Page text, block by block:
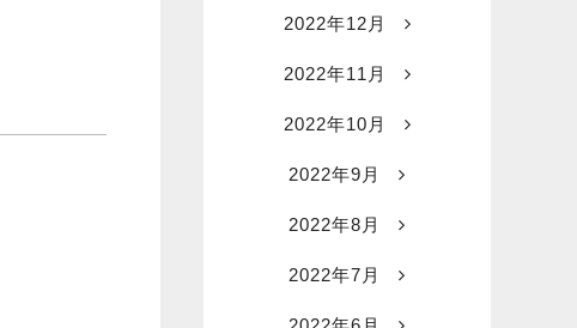
2022年12月
2022年11月
2022年10月
2022年9月
2022年8月
2022年7月